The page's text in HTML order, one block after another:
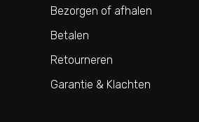
Bezorgen of afhalen
Betalen
Retourneren
Garantie & Klachten